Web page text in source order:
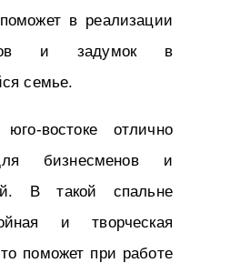
в реализации
и задумок в
семье.
востоке отлично
бизнесменов и
В такой спальне
и творческая
поможет при работе